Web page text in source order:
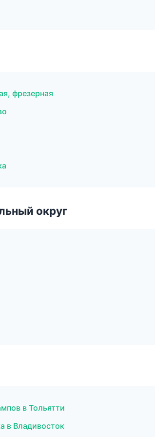
фрезерная
округ
в Тольятти
в Владивосток